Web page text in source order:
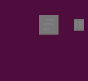
Open main